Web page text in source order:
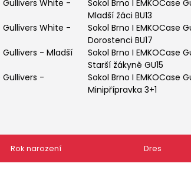
Gullivers White -
Sokol Brno I EMKOCase
Mladší žáci BU13
Gullivers White -
Sokol Brno I EMKOCase
Dorostenci BU17
Gullivers - Mladší
Sokol Brno I EMKOCase
Starší žákyně GU15
Gullivers -
Sokol Brno I EMKOCase
Minipřípravka 3+1
Rok narození Dres